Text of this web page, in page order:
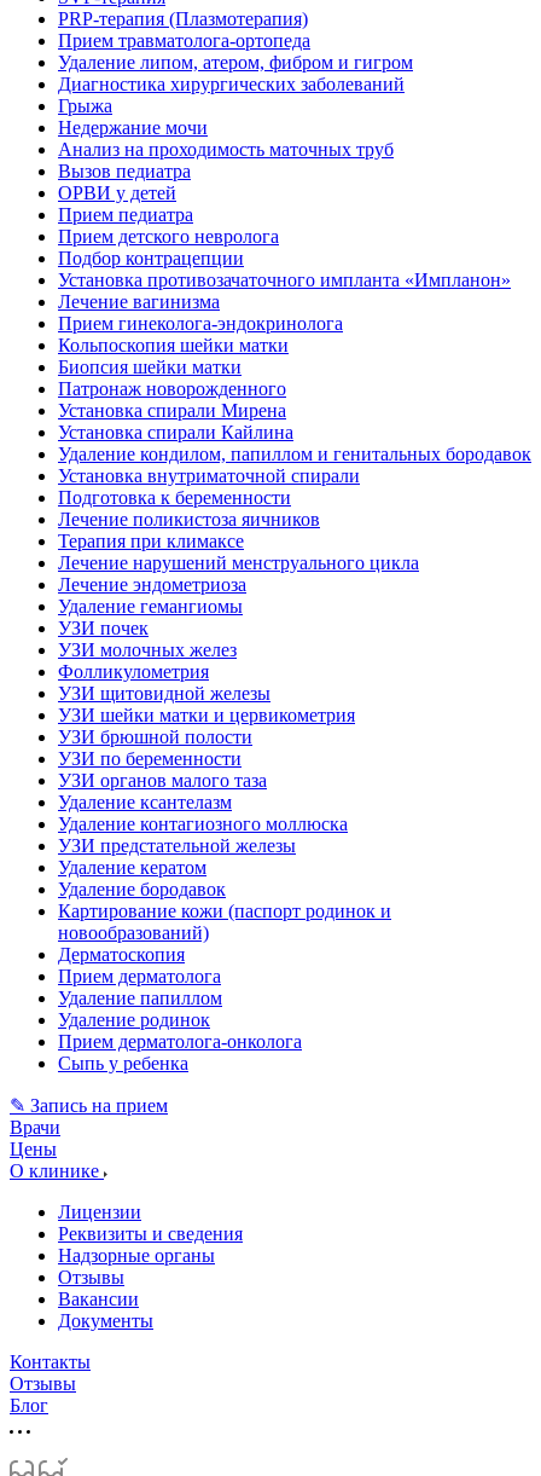
PRP-терапия (Плазмотерапия)
Прием травматолога-ортопеда
Удаление липом, атером, фибром и гигром
Диагностика хирургических заболеваний
Грыжа
Недержание мочи
Анализ на проходимость маточных труб
Вызов педиатра
ОРВИ у детей
Прием педиатра
Прием детского невролога
Подбор контрацепции
Установка противозачаточного импланта «Импланон»
Лечение вагинизма
Прием гинеколога-эндокринолога
Кольпоскопия шейки матки
Биопсия шейки матки
Патронаж новорожденного
Установка спирали Мирена
Установка спирали Кайлина
Удаление кондилом, папиллом и генитальных бородавок
Установка внутриматочной спирали
Подготовка к беременности
Лечение поликистоза яичников
Терапия при климаксе
Лечение нарушений менструального цикла
Лечение эндометриоза
Удаление гемангиомы
УЗИ почек
УЗИ молочных желез
Фолликулометрия
УЗИ щитовидной железы
УЗИ шейки матки и цервикометрия
УЗИ брюшной полости
УЗИ по беременности
УЗИ органов малого таза
Удаление ксантелазм
Удаление контагиозного моллюска
УЗИ предстательной железы
Удаление кератом
Удаление бородавок
Картирование кожи (паспорт родинок и
новообразований)
Дерматоскопия
Прием дерматолога
Удаление папиллом
Удаление родинок
Прием дерматолога-онколога
Сыпь у ребенка
✎ Запись на прием
Врачи
Цены
О клинике
Лицензии
Реквизиты и сведения
Надзорные органы
Отзывы
Вакансии
Документы
Контакты
Отзывы
Блог